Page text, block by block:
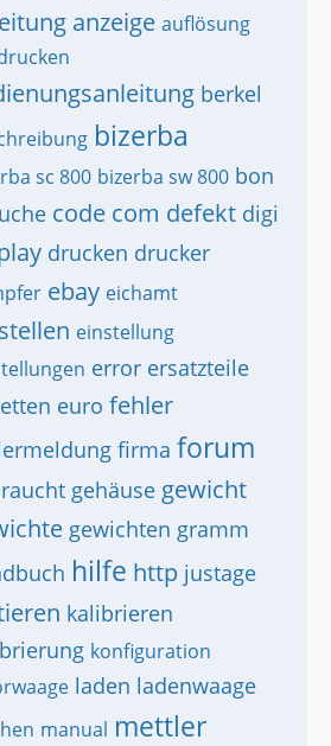
anzeige auflösung
berkel
bizerba
sc 800 bizerba sw 800 bon
code com defekt digi
drucken drucker
ebay eichamt
einstellung
error ersatzteile
euro fehler
firma forum
gehäuse gewicht
gewichten gramm
hilfe http justage
kalibrieren
konfiguration
laden ladenwaage
manual mettler